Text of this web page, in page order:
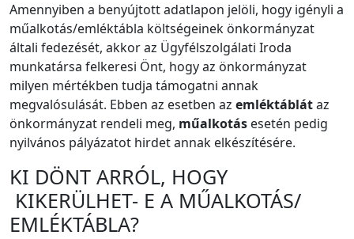
Amennyiben a benyújtott adatlapon jelöli, hogy igényli a
műalkotás/emléktábla költségeinek önkormányzat
általi fedezését, akkor az Ügyfélszolgálati Iroda
munkatársa felkeresi Önt, hogy az önkormányzat
milyen mértékben tudja támogatni annak
megvalósulását. Ebben az esetben az emléktáblátaz
önkormányzat rendeli meg, műalkotás esetén pedig
nyilvános pályázatot hirdet annak elkészítésére.
KI DÖNT ARRÓL, HOGY
KIKERÜLHET- E A MŰALKOTÁS/
EMLÉKTÁBLA?